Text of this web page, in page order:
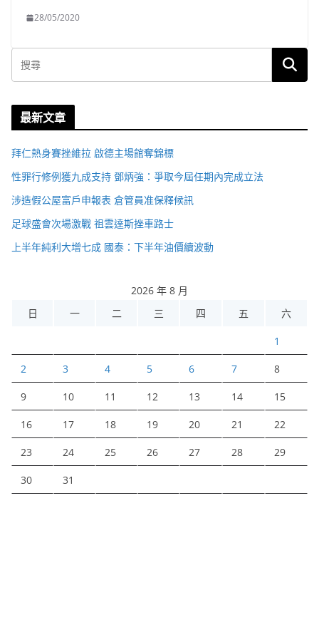
28/05/2020
最新文章
拜仁熱身賽挫維拉 啟德主場館奪錦標
性罪行修例獲九成支持 鄧炳強：爭取今屆任期內完成立法
涉造假公屋富戶申報表 倉管員准保釋候訊
足球盛會次場激戰 祖雲達斯挫車路士
上半年純利大增七成 國泰：下半年油價續波動
2026 年 8 月
日
一 二 三 四 五 六
1
2 3 4 5 6 7 8
9 10 11 12 13 14 15
16 17 18 19 20 21 22
23 24 25 26 27 28 29
30 31